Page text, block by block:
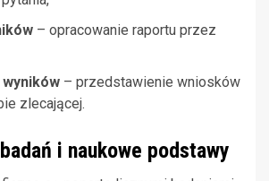
– opracowanie raportu przez
– przedstawienie wniosków
zlecającej.
i naukowe podstawy